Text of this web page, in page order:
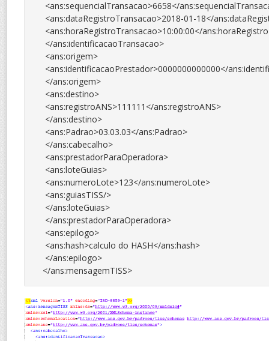
<ans:sequencialTransacao>6658</
<ans:dataRegistroTransacao>2018-01-18</
<ans:horaRegistroTransacao>10:00:00</
</ans:identificacaoTransacao>
<ans:origem>
<ans:identificacaoPrestador>0000000000000</
</ans:origem>
<ans:destino>
<ans:registroANS>111111</ans:registroANS>
</ans:destino>
<ans:Padrao>03.03.03</ans:Padrao>
</ans:cabecalho>
<ans:prestadorParaOperadora>
<ans:loteGuias>
<ans:numeroLote>123</ans:numeroLote>
<ans:guiasTISS/>
</ans:loteGuias>
</ans:prestadorParaOperadora>
<ans:epilogo>
<ans:hash>calculo do HASH</ans:hash>
</ans:epilogo>
</ans:mensagemTISS>